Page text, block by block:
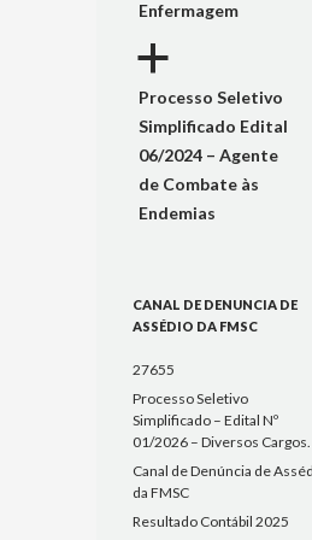
Enfermagem
a
Processo Seletivo
Simplificado Edital
06/2024 – Agente
de Combate às
Endemias
CANAL DE DENUNCIA DE
ASSÉDIO DA FMSC
27655
Processo Seletivo
Simplificado – Edital Nº
01/2026 – Diversos Cargos.
Canal de Denúncia de
da FMSC
Resultado Contábil 2025